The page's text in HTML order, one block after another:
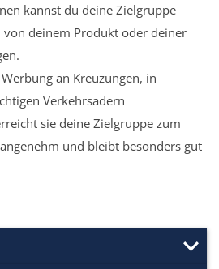
kannst du deine Zielgruppe
deinem Produkt oder deiner
an Kreuzungen, in
Verkehrsadern
sie deine Zielgruppe zum
und bleibt besonders gut